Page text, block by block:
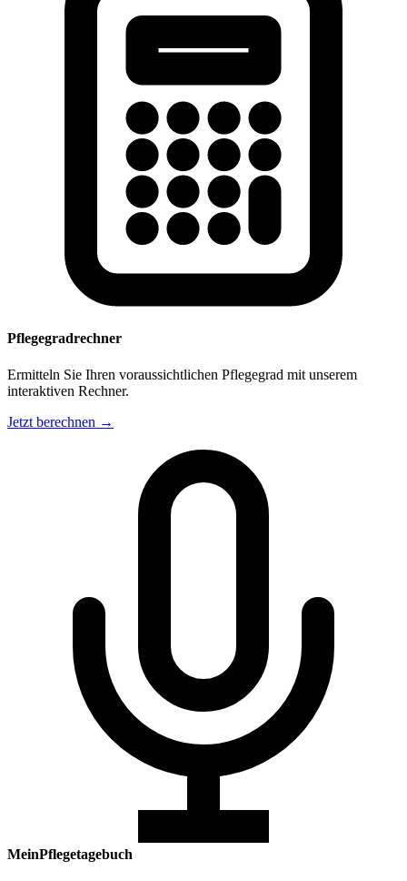
Pflegegradrechner
Ermitteln Sie Ihren voraussichtlichen Pflegegrad mit unserem
interaktiven Rechner.
Jetzt berechnen →
MeinPflegetagebuch